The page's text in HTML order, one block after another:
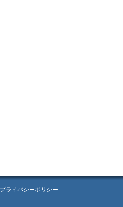
プライバシーポリシー